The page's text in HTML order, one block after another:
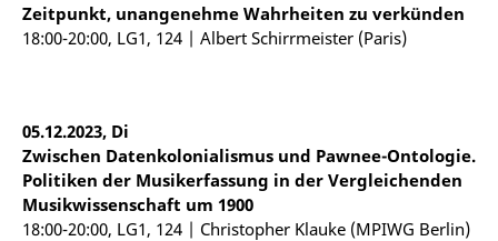
Zeitpunkt, unangenehme Wahrheiten zu verkünden
18:00-20:00, LG1, 124 | Albert Schirrmeister (Paris)
05.12.2023, Di
Zwischen Datenkolonialismus und Pawnee-Ontologie.
Politiken der Musikerfassung in der Vergleichenden
Musikwissenschaft um 1900
18:00-20:00, LG1, 124 | Christopher Klauke (MPIWG Berlin)